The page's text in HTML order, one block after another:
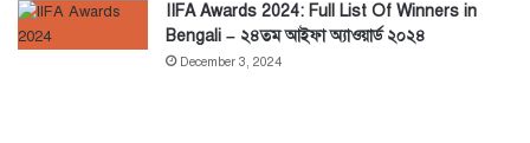
IIFA Awards 2024: Full List Of Winners in
Bengali – ২৪তম আইফা অ্যাওয়ার্ড ২০২৪
December 3, 2024